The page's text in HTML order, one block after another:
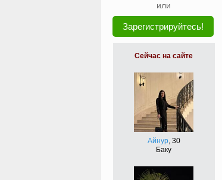
или
Зарегистрируйтесь!
Сейчас на сайте
Айнур, 30
Баку